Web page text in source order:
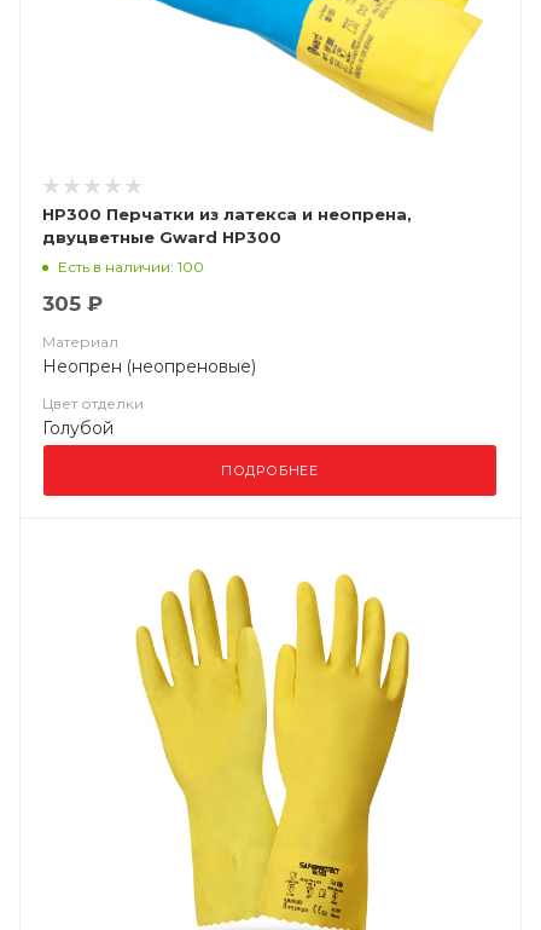
HP300 Перчатки из латекса и неопрена,
двуцветные Gward HP300
Есть в наличии: 100
305 ₽
Материал
Неопрен (неопреновые)
Цвет отделки
Голубой
ПОДРОБНЕЕ